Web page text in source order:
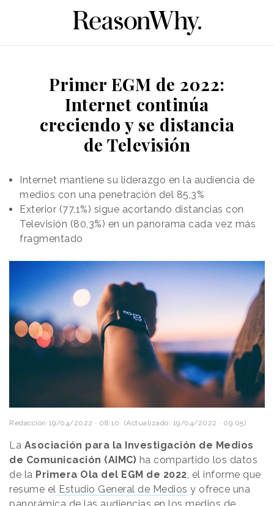
Primer EGM de 2022:
Internet continúa
creciendo y se distancia
de Televisión
Internet mantiene su liderazgo en la audiencia de
medios con una penetración del 85,3%
Exterior (77,1%) sigue acortando distancias con
Televisión (80,3%) en un panorama cada vez más
fragmentado
Redacción 19/04/2022 · 08:10 (Actualizado: 19/04/2022 · 09:05)
La Asociación para la Investigación de Medios
de Comunicación (AIMC) ha compartido los datos
de la Primera Ola del EGM de 2022, el informe que
resume el Estudio General de Medios y ofrece una